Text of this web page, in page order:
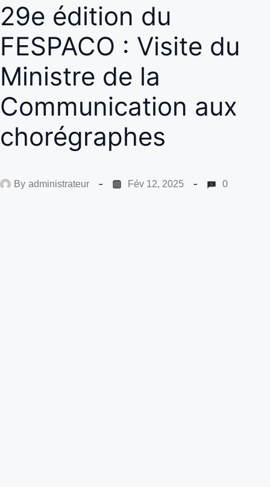
29e édition du
FESPACO : Visite du
Ministre de la
Communication aux
chorégraphes
By administrateur Fév 12, 2025 0